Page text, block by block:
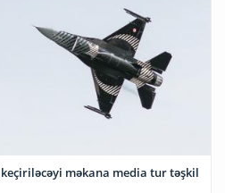
keçiriləcəyi məkana media tur təşkil